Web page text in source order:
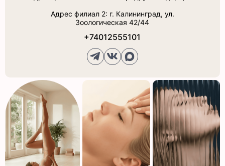
Адрес филиал 2: г. Калининград, ул.
Зоологическая 42/44
+74012555101